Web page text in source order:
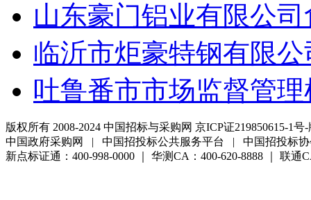
山东豪门铝业有限公
临沂市炬豪特钢有限
吐鲁番市市场监督管
版权所有 2008-2024 中国招标与采购网 京ICP证219850615-1号
中国政府采购网 | 中国招投标公共服务平台 | 中国招投标
新点标证通：400-998-0000 ｜ 华测CA：400-620-8888 ｜ 联通